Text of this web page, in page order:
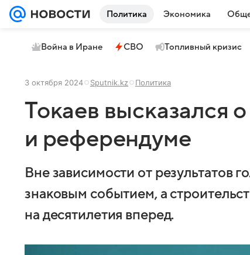
Политика Экономика
Война в Иране СВО Топливный кризис
3 октября 2024 Sputnik.kz Политика
Токаев высказался
и референдуме
Вне зависимости от результатов
знаковым событием, а
на десятилетия вперед.